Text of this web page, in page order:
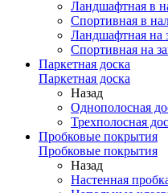
Ландшафтная в
Спортивная в
Ландшафтная на
Спортивная на
Паркетная доска
Паркетная доска
Назад
Однополосная
Трехполосная
Пробковые покрытия
Пробковые покрытия
Назад
Настенная